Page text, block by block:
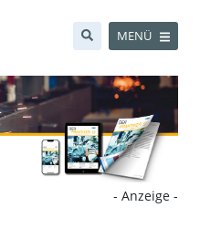
MENÜ
- Anzeige -